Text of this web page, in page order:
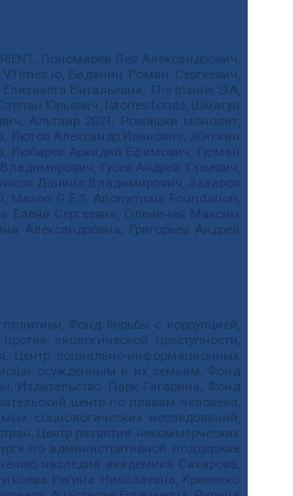
Пономарев Лев Александрович,
Баданин Роман Сергеевич,
Витальевна, The Insider SIA,
Юрьевич, Istories fonds, Шмагун
Альтаир 2021, Ромашки монолит,
Лютов Александр Иванович, Жилкин
Любарев Аркадий Ефимович, Гурман
Гусев Андрей Юрьевич,
Даниил Владимирович, Захаров
Mason G.E.S. Anonymous Foundation,
Елена Сергеевна, Оленичев Максим
Александровна, Григорьев Андрей
Фонд борьбы с коррупцией,
экологической преступности,
Центр социально-информационных
осужденным и их семьям, Фонд
Издательство Парк Гагарина, Фонд
центр по правам человека,
социологических исследований,
Центр развития некоммерческих
по административной поддержке
наследия академика Сахарова,
Регина Николаевна, Кривенко